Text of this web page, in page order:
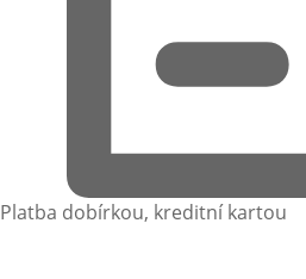
Platba dobírkou, kreditní kartou